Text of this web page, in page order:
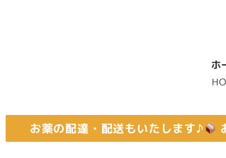
ホ
お薬の配達・配送もいたします♪